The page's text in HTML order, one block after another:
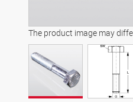
The product image may